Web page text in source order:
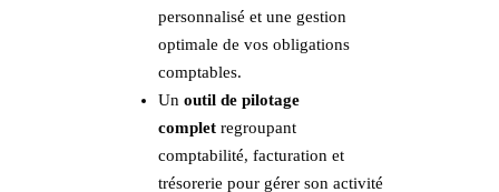
personnalisé et une gestion
optimale de vos obligations
comptables.
Un outil de pilotage
completregroupant
comptabilité, facturation et
trésorerie pour gérer son activité